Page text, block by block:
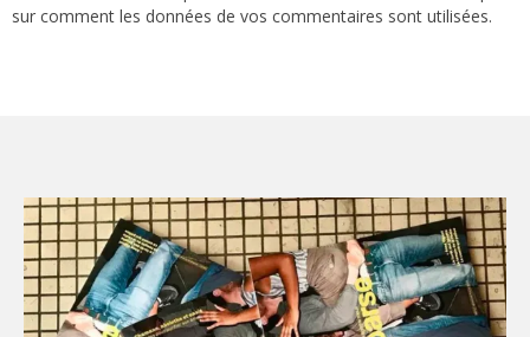
sur comment les données de vos commentaires sont utilisées.